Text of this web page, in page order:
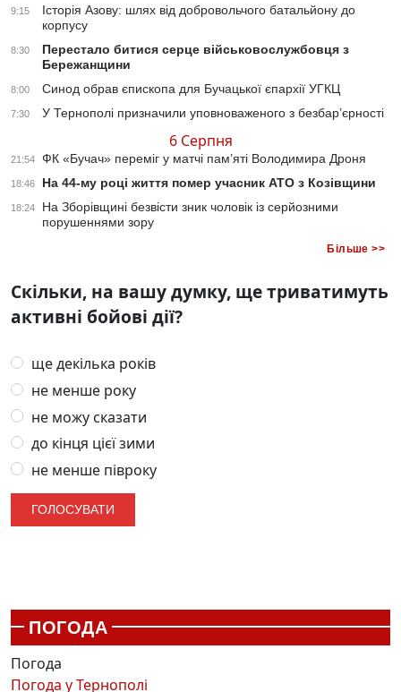
9:15
Історія Азову: шлях від добровольчого батальйону до
корпусу
8:30
Перестало битися серце військовослужбовця з
Бережанщини
8:00 Синод обрав єпископа для Бучацької єпархії УГКЦ
7:30 У Тернополі призначили уповноваженого з безбар’єрності
6 Серпня
21:54 ФК «Бучач» переміг у матчі пам’яті Володимира Дроня
18:46 На 44-му році життя помер учасник АТО з Козівщини
18:24
На Зборівщині безвісти зник чоловік із серйозними
порушеннями зору
Більше >>
Скільки, на вашу думку, ще триватимуть
активні бойові дії?
ще декілька років
не менше року
не можу сказати
до кінця цієї зими
не менше півроку
ПОГОДА
Погода
Погода уТернополі